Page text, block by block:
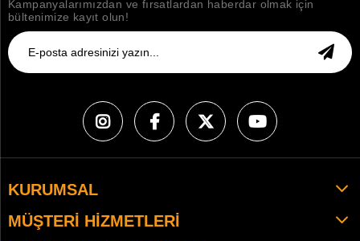
Kampanyalarımızdan ve fırsatlardan haberdar olmak için
bültenimize kayıt olun!
KURUMSAL
MÜŞTERI HIZMETLERI